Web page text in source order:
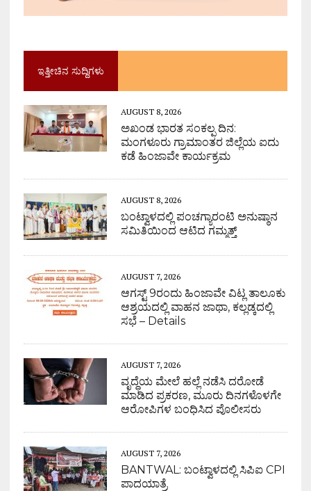
ಇತ್ತೀಚಿನ ಸುದ್ದಿಗಳು
AUGUST 8, 2026
ಅಖಂಡ ಭಾರತ ಸಂಕಲ್ಪ ದಿನ:
ಮಂಗಳೂರು ಗ್ರಾಮಾಂತರ ಜಿಲ್ಲೆಯ ಐದು
ಕಡೆ ಹಿಂಜಾವೇ ಕಾರ್ಯಕ್ರಮ
AUGUST 8, 2026
ಬಂಟ್ವಾಳದಲ್ಲಿ ಪಂಚಗ್ಯಾರಂಟಿ ಅನುಷ್ಠಾನ
ಸಮಿತಿಯಿಂದ ಆಟಿದ ಗಮ್ಮತ್ತ್
AUGUST 7, 2026
ಆಗಸ್ಟ್ 9ರಂದು ಹಿಂಜಾವೇ ವಿಟ್ಲ ತಾಲೂಕು
ಆಶ್ರಯದಲ್ಲಿ ವಾಹನ ಜಾಥಾ, ಕಲ್ಲಡ್ಕದಲ್ಲಿ
ಸಭೆ – Details
AUGUST 7, 2026
ವೃದ್ಧೆಯ ಮೇಲೆ ಹಲ್ಲೆ ನಡೆಸಿ ದರೋಡೆ
ಮಾಡಿದ ಪ್ರಕರಣ, ಮೂರು ದಿನಗಳೊಳಗೇ
ಆರೋಪಿಗಳ ಬಂಧಿಸಿದ ಪೊಲೀಸರು
AUGUST 7, 2026
BANTWAL: ಬಂಟ್ವಾಳದಲ್ಲಿ ಸಿಪಿಐ CPI
ಪಾದಯಾತ್ರೆ